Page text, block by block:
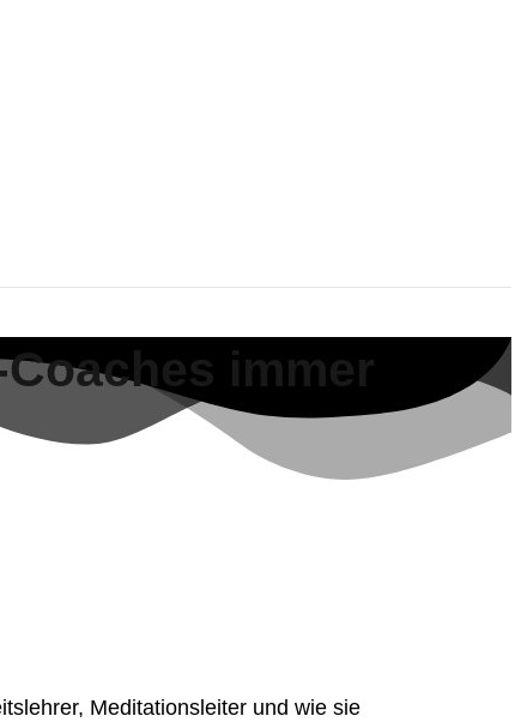
immer
Meditationsleiter und wie sie